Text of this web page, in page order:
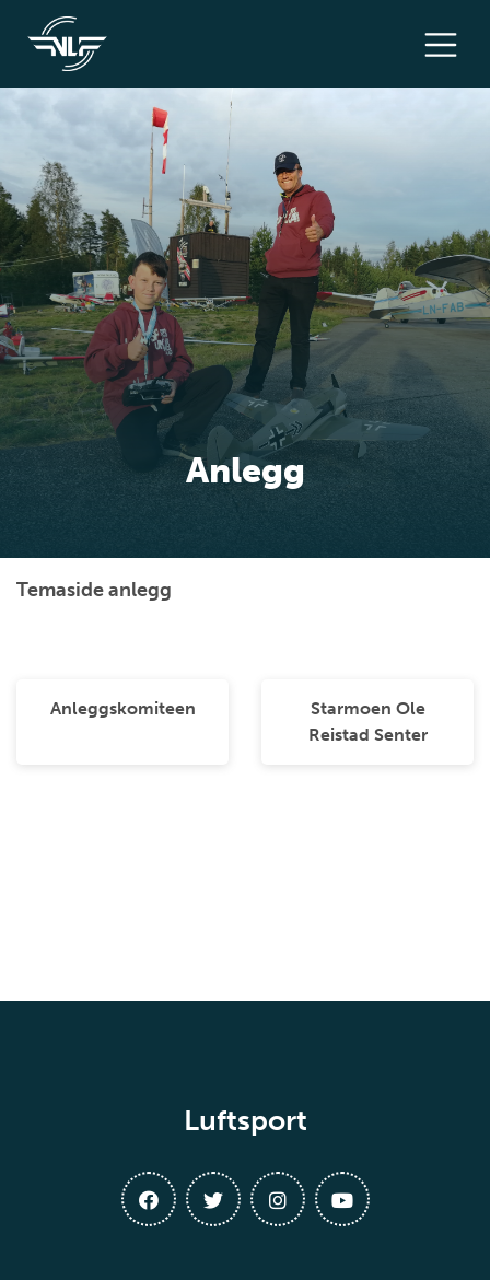
Anlegg
Temaside anlegg
Anleggskomiteen
Starmoen Ole
Reistad Senter
Luftsport